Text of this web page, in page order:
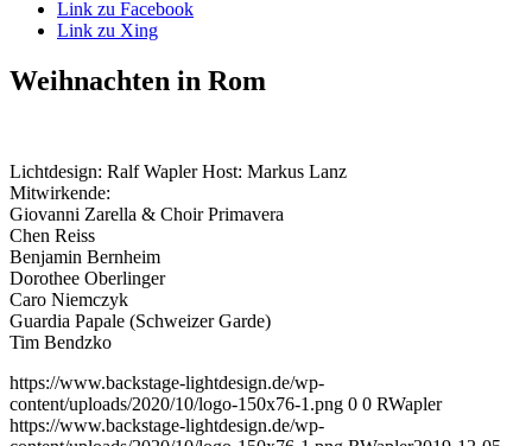
Link zu Facebook
Link zu Xing
Weihnachten in Rom
Lichtdesign: Ralf Wapler Host: Markus Lanz
Mitwirkende:
Giovanni Zarella & Choir Primavera
Chen Reiss
Benjamin Bernheim
Dorothee Oberlinger
Caro Niemczyk
Guardia Papale (Schweizer Garde)
Tim Bendzko
https://www.backstage-lightdesign.de/wp-
content/uploads/2020/10/logo-150x76-1.png 0 0 RWapler
https://www.backstage-lightdesign.de/wp-